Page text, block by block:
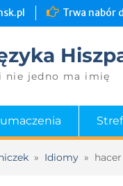
Trwa nabór
nie jedno ma imię
» Idiomy »